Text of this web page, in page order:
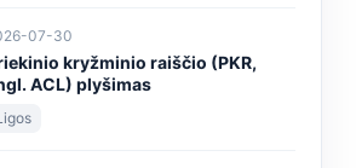
07-30
kryžminio raiščio (PKR,
ACL) plyšimas